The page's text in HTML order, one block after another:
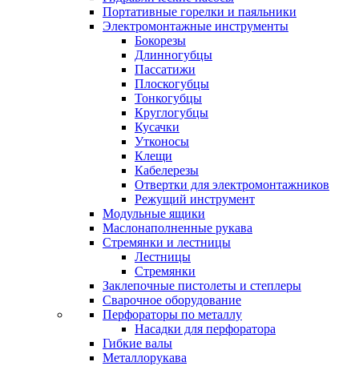
Портативные горелки и паяльники
Электромонтажные инструменты
Бокорезы
Длинногубцы
Пассатижи
Плоскогубцы
Тонкогубцы
Круглогубцы
Кусачки
Утконосы
Клещи
Кабелерезы
Отвертки для электромонтажников
Режущий инструмент
Модульные ящики
Маслонаполненные рукава
Стремянки и лестницы
Лестницы
Стремянки
Заклепочные пистолеты и степлеры
Сварочное оборудование
Перфораторы по металлу
Насадки для перфоратора
Гибкие валы
Металлорукава